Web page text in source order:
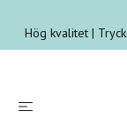
Hög kvalitet |